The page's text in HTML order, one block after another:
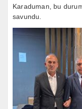
Karaduman, bu
savundu.